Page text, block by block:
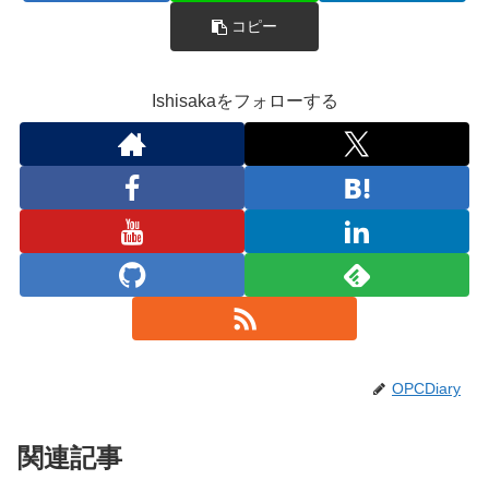
コピー
Ishisakaをフォローする
OPCDiary
関連記事